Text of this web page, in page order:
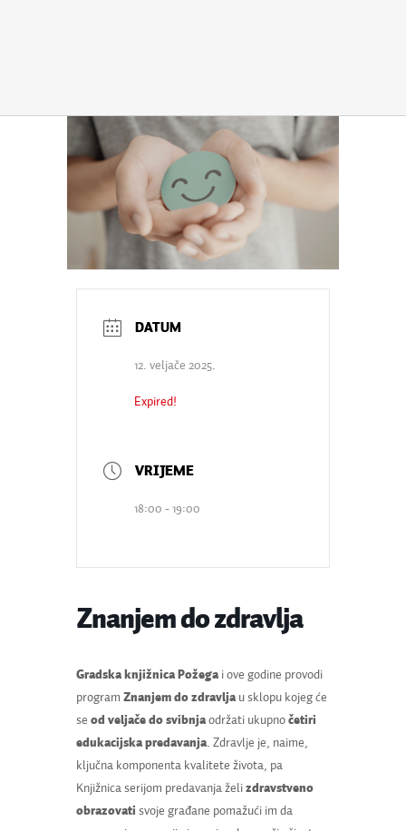
12. veljače 2025.
Expired!
18:00 - 19:00
Znanjem do zdravlja
Gradska knjižnica Požegai ove godine provodi
program Znanjem do zdravljau sklopu kojeg će
se od veljače do svibnjaodržati ukupno četiri
edukacijska predavanja. Zdravlje je, naime,
ključna komponenta kvalitete života, pa
Knjižnica serijom predavanja želi zdravstveno
obrazovati svoje građane pomažući im da